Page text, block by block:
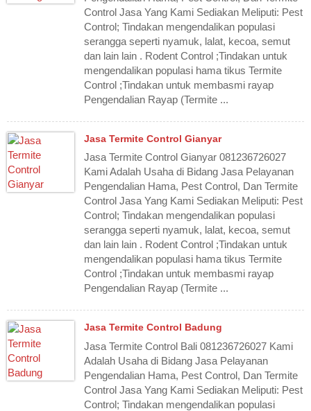
Control Jasa Yang Kami Sediakan Meliputi: Pest
Control; Tindakan mengendalikan populasi
serangga seperti nyamuk, lalat, kecoa, semut
dan lain lain . Rodent Control ;Tindakan untuk
mengendalikan populasi hama tikus Termite
Control ;Tindakan untuk membasmi rayap
Pengendalian Rayap (Termite ...
Jasa Termite Control Gianyar
Jasa Termite Control Gianyar 081236726027
Kami Adalah Usaha di Bidang Jasa Pelayanan
Pengendalian Hama, Pest Control, Dan Termite
Control Jasa Yang Kami Sediakan Meliputi: Pest
Control; Tindakan mengendalikan populasi
serangga seperti nyamuk, lalat, kecoa, semut
dan lain lain . Rodent Control ;Tindakan untuk
mengendalikan populasi hama tikus Termite
Control ;Tindakan untuk membasmi rayap
Pengendalian Rayap (Termite ...
Jasa Termite Control Badung
Jasa Termite Control Bali 081236726027 Kami
Adalah Usaha di Bidang Jasa Pelayanan
Pengendalian Hama, Pest Control, Dan Termite
Control Jasa Yang Kami Sediakan Meliputi: Pest
Control; Tindakan mengendalikan populasi